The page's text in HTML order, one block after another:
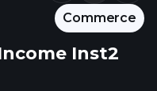
Commerce
Inst2